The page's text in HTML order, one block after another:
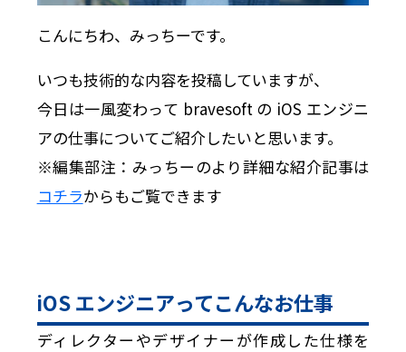
こんにちわ、みっちーです。
いつも技術的な内容を投稿していますが、
今日は一風変わって bravesoft の iOS エンジニ
アの仕事についてご紹介したいと思います。
※編集部注：みっちーのより詳細な紹介記事は
コチラからもご覧できます
iOS エンジニアってこんなお仕事
ディレクターやデザイナーが作成した仕様を